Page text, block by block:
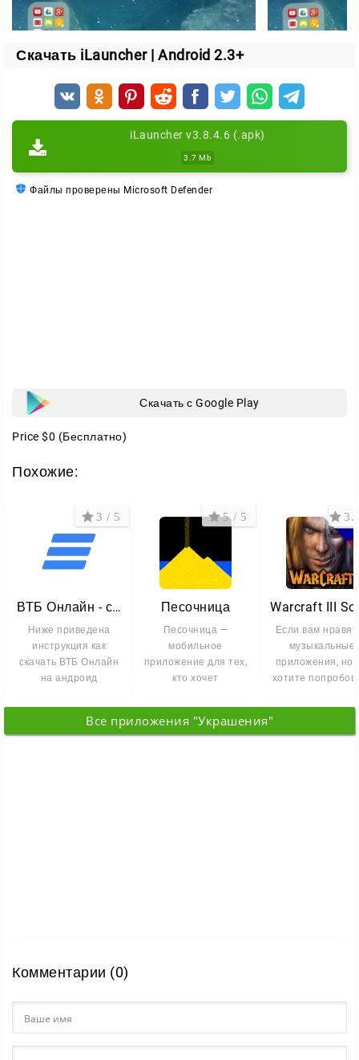
Скачать iLauncher | Android 2.3+
iLauncher v3.8.4.6 (.apk)
3.7 Mb
Файлы проверены Microsoft Defender
Скачать с Google Play
Price $0 (Бесплатно)
Похожие:
ВТБ Онлайн - скачать (установить) на Андроид и Айфон (iOS)
Ниже приведена
инструкция как
скачать ВТБ Онлайн
на андроид
можете
3 / 5
Песочница
Песочница —
мобильное
приложение для тех,
кто хочет
расслабиться.
Открываете игру,
5 / 5
Если вам
музыкальные
приложения, но
хотите
Warcraft
Все приложения "Украшения"
Комментарии (0)